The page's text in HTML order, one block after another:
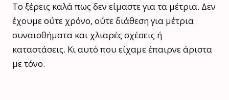
Το ξέρεις καλά πως δεν είμαστε για τα μέτρια. Δεν
έχουμε ούτε χρόνο, ούτε διάθεση για μέτρια
συναισθήματα και χλιαρές σχέσεις ή
καταστάσεις. Kι αυτό που είχαμε έπαιρνε άριστα
με τόνο.